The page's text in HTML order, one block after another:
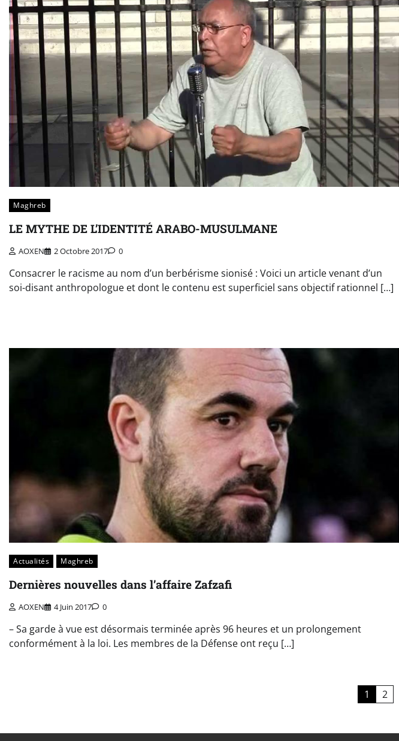
Maghreb
LE MYTHE DE L’IDENTITÉ ARABO-MUSULMANE
AOXEN 2 Octobre 2017 0
Consacrer le racisme au nom d’un berbérisme sionisé : Voici un article venant d’un
soi-disant anthropologue et dont le contenu est superficiel sans objectif rationnel […]
Actualités Maghreb
Dernières nouvelles dans l’affaire Zafzafi
AOXEN 4 Juin 2017 0
– Sa garde à vue est désormais terminée après 96 heures et un prolongement
conformément à la loi. Les membres de la Défense ont reçu […]
1 2